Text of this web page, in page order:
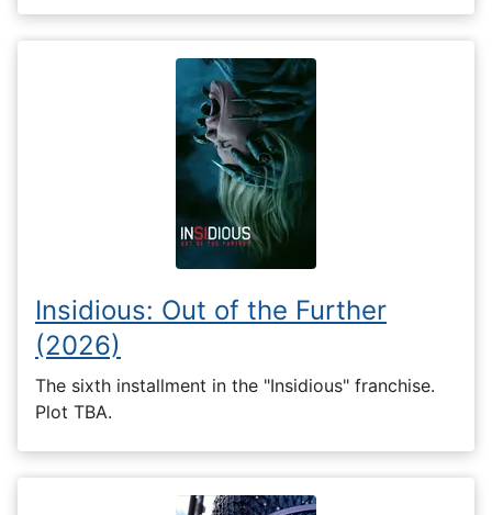
Insidious: Out of the Further
(2026)
The sixth installment in the "Insidious" franchise.
Plot TBA.